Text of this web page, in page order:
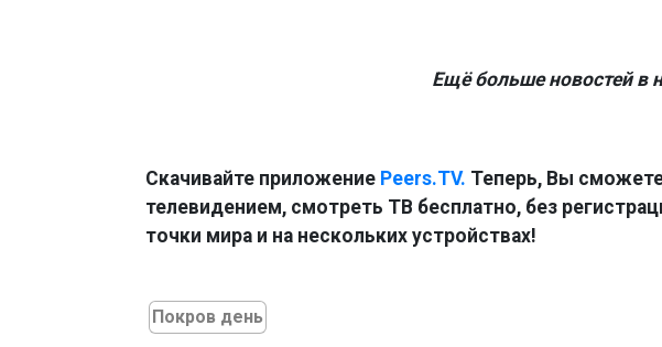
Ещё больше новостей в
Скачивайте приложение Peers.TV. Теперь, Вы
телевидением, смотреть ТВ бесплатно, без
точки мира и на нескольких устройствах!
Покров день